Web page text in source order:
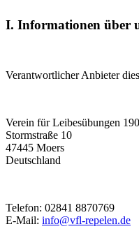
I. Informationen über
Verantwortlicher Anbieter
Verein für Leibesübungen
Stormstraße 10
47445 Moers
Deutschland
Telefon: 02841 8870769
E-Mail: info@vfl-repelen.de